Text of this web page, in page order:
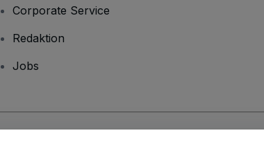
Corporate Service
Redaktion
Jobs